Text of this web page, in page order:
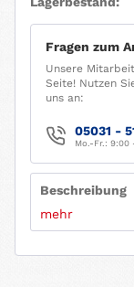
Fragen zum
Unsere
Seite! Nutzen
uns an:
05031 -
Mo.-Fr.: 9:00
Beschreibung
mehr